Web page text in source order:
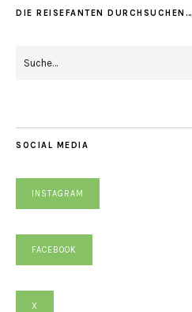
DIE REISEFANTEN DURCHSUCHEN…
SOCIAL MEDIA
INSTAGRAM
FACEBOOK
X